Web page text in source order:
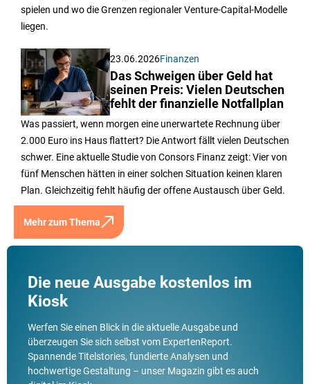
spielen und wo die Grenzen regionaler Venture-Capital-Modelle
liegen.
23.06.2026Finanzen
Das Schweigen über Geld hat
seinen Preis: Vielen Deutschen
fehlt der finanzielle Notfallplan
Was passiert, wenn morgen eine unerwartete Rechnung über
2.000 Euro ins Haus flattert? Die Antwort fällt vielen Deutschen
schwer. Eine aktuelle Studie von Consors Finanz zeigt: Vier von
fünf Menschen hätten in einer solchen Situation keinen klaren
Plan. Gleichzeitig fehlt häufig der offene Austausch über Geld.
Mehr zum Thema
Die neue Ausgabe kostenlos im
Kiosk
Werfen Sie einen Blick in die aktuelle Ausgabe und
überzeugen Sie sich selbst vom ExpertenReport.
Spannende Titelstories, fundierte Analysen und
hochwertige Gestaltung – unser Magazin gibt es auch